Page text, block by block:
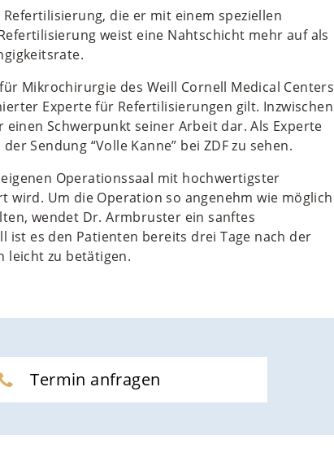
die er mit einem speziellen
weist eine Nahtschicht mehr auf als
Mikrochirurgie des Weill Cornell Medical Centers
Experte für Refertilisierungen gilt. Inzwischen
Schwerpunkt seiner Arbeit dar. Als Experte
Sendung “Volle Kanne” bei ZDF zu sehen.
Operationssaal mit hochwertigster
Um die Operation so angenehm wie möglich
wendet Dr. Armbruster ein sanftes
es den Patienten bereits drei Tage nach der
leicht zu betätigen.
Termin anfragen